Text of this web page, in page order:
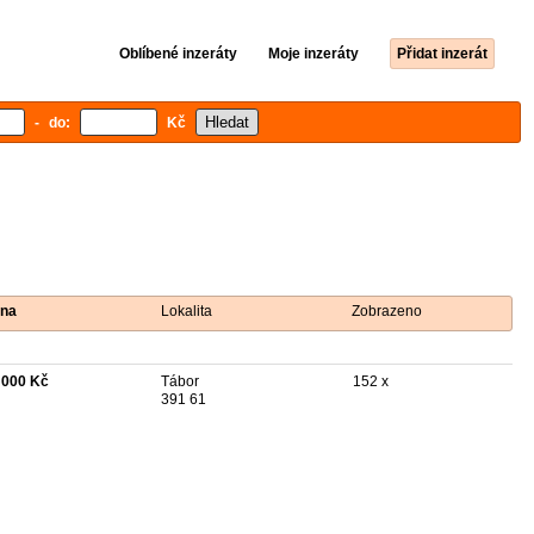
Oblíbené inzeráty Moje inzeráty Přidat inzerát
- do: Kč
Lokalita Zobrazeno
Kč
Tábor
391 61
152 x